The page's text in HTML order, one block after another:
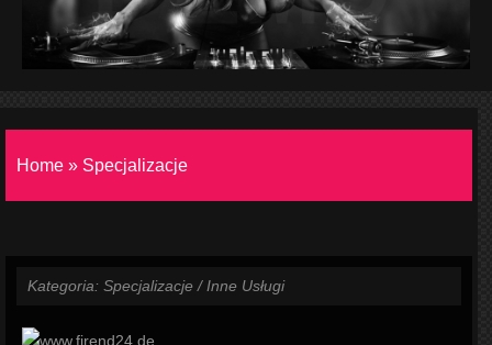
Home » Specjalizacje
Kategoria: Specjalizacje / Inne Usługi